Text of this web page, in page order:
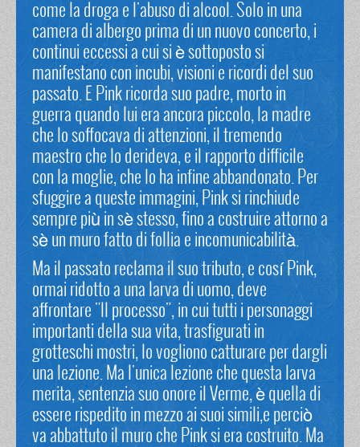
come la droga e l'abuso di alcool. Solo in una
camera di albergo prima di un nuovo concerto, i
continui eccessi a cui si è sottoposto si
manifestano con incubi, visioni e ricordi del suo
passato. E Pink ricorda suo padre, morto in
guerra quando lui era ancora piccolo, la madre
che lo soffocava di attenzioni, il tremendo
maestro che lo derideva, e il rapporto difficile
con la moglie, che lo ha infine abbandonato. Per
sfuggire a queste immagini, Pink si rinchiude
sempre più in sè stesso, fino a costruire attorno a
sè un muro fatto di follia e incomunicabilità.
Ma il passato reclama il suo tributo, e cosí Pink,
ormai ridotto a una larva di uomo, deve
affrontare "Il processo", in cui tutti i personaggi
importanti della sua vita, trasfigurati in
grotteschi mostri, lo vogliono catturare per dargli
una lezione. Ma l'unica lezione che questa larva
merita, sentenzia suo onore il Verme, è quella di
essere rispedito in mezzo ai suoi simili,e perciò
va abbattuto il muro che Pink si era costruito. Ma